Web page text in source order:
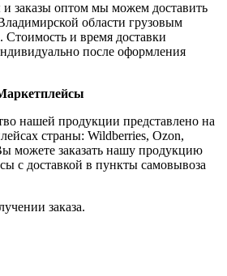
заказы оптом мы можем доставить
области грузовым
Стоимость и время доставки
после оформления
нашей продукции представлено на
страны: Wildberries, Ozon,
можете заказать нашу продукцию
с доставкой в пункты самовывоза
заказа.